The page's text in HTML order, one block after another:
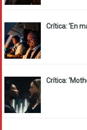
Crítica: ‘En
Crítica: